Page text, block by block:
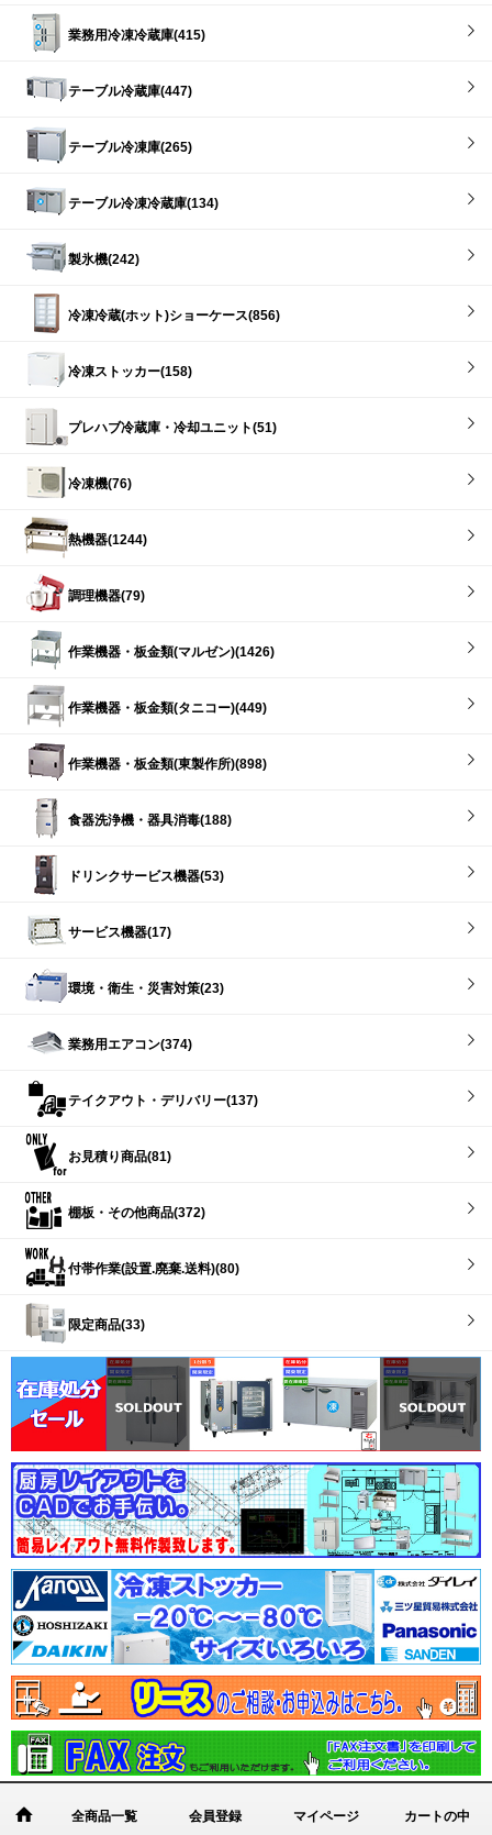
業務用冷凍冷蔵庫(415)
テーブル冷蔵庫(447)
テーブル冷凍庫(265)
テーブル冷凍冷蔵庫(134)
製氷機(242)
冷凍冷蔵(ホット)ショーケース(856)
冷凍ストッカー(158)
プレハブ冷蔵庫・冷却ユニット(51)
冷凍機(76)
熱機器(1244)
調理機器(79)
作業機器・板金類(マルゼン)(1426)
作業機器・板金類(タニコー)(449)
作業機器・板金類(東製作所)(898)
食器洗浄機・器具消毒(188)
ドリンクサービス機器(53)
サービス機器(17)
環境・衛生・災害対策(23)
業務用エアコン(374)
テイクアウト・デリバリー(137)
お見積り商品(81)
棚板・その他商品(372)
付帯作業(設置.廃棄.送料)(80)
限定商品(33)
全商品一覧 会員登録 マイページ カートの中